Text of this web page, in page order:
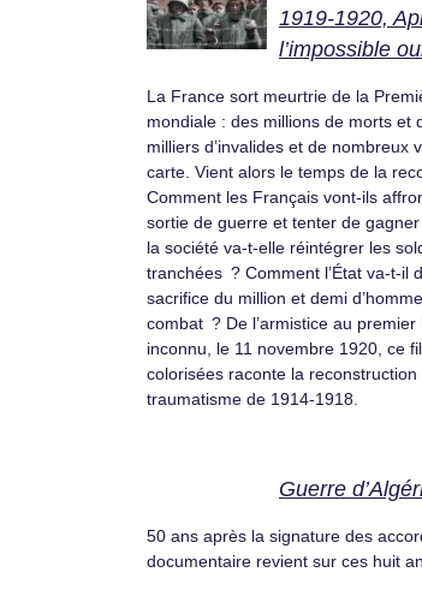
1919-1920,
l’impossible
La France sort meurtrie de la
mondiale : des millions de morts et
milliers d’invalides et de nombreux
carte. Vient alors le temps de la
Comment les Français vont-ils
sortie de guerre et tenter de
la société va-t-elle réintégrer les
tranchées ? Comment l’État va-t-il
sacrifice du million et demi
combat ? De l’armistice au
inconnu, le 11 novembre 1920, ce
colorisées raconte la reconstruction
traumatisme de 1914-1918.
Guerre
50 ans après la signature des
documentaire revient sur ces huit